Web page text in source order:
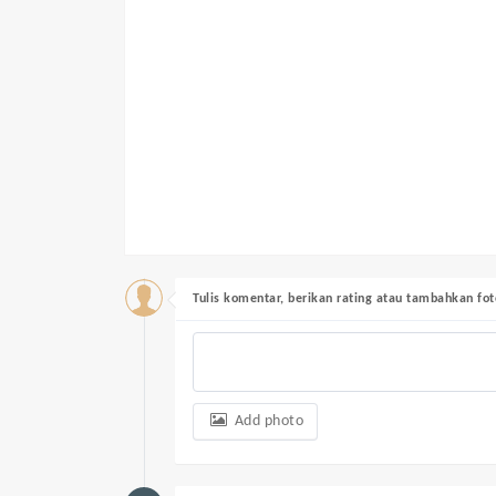
Tulis komentar, berikan rating atau tambahkan
Add photo